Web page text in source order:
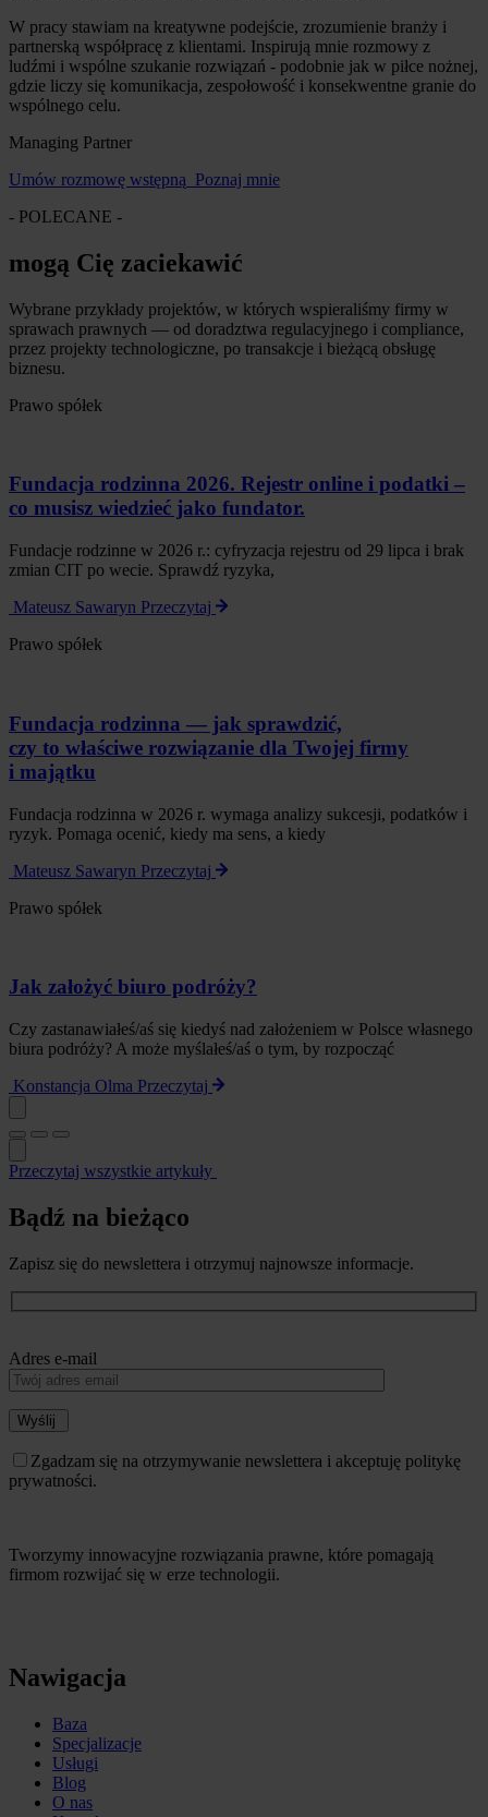
W pracy stawiam na kreatywne podejście, zrozumienie branży i
partnerską współpracę z klientami. Inspirują mnie rozmowy z
ludźmi i wspólne szukanie rozwiązań - podobnie jak w piłce nożnej,
gdzie liczy się komunikacja, zespołowość i konsekwentne granie do
wspólnego celu.
Managing Partner
Umów rozmowę wstępną Poznaj mnie
- POLECANE -
mogą Cię zaciekawić
Wybrane przykłady projektów, w których wspieraliśmy firmy w
sprawach prawnych — od doradztwa regulacyjnego i compliance,
przez projekty technologiczne, po transakcje i bieżącą obsługę
biznesu.
Prawo spółek
Fundacja rodzinna 2026. Rejestr online i podatki –
co musisz wiedzieć jako fundator.
Fundacje rodzinne w 2026 r.: cyfryzacja rejestru od 29 lipca i brak
zmian CIT po wecie. Sprawdź ryzyka,
Mateusz Sawaryn Przeczytaj
Prawo spółek
Fundacja rodzinna — jak sprawdzić,
czy to właściwe rozwiązanie dla Twojej firmy
i majątku
Fundacja rodzinna w 2026 r. wymaga analizy sukcesji, podatków i
ryzyk. Pomaga ocenić, kiedy ma sens, a kiedy
Mateusz Sawaryn Przeczytaj
Prawo spółek
Jak założyć biuro podróży?
Czy zastanawiałeś/aś się kiedyś nad założeniem w Polsce własnego
biura podróży? A może myślałeś/aś o tym, by rozpocząć
Konstancja Olma Przeczytaj
Przeczytaj wszystkie artykuły
Bądź na bieżąco
Zapisz się do newslettera i otrzymuj najnowsze informacje.
Adres e-mail
Wyślij
Zgadzam się na otrzymywanie newslettera i akceptuję politykę
prywatności.
Tworzymy innowacyjne rozwiązania prawne, które pomagają
firmom rozwijać się w erze technologii.
Nawigacja
Baza
Specjalizacje
Usługi
Blog
O nas